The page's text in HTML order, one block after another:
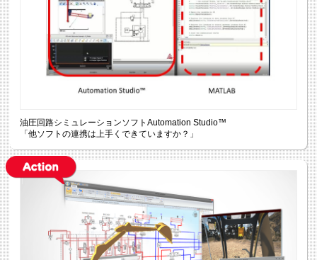
油圧回路シミュレーションソフトAutomation Studio™
「他ソフトの連携は上手くできていますか？」